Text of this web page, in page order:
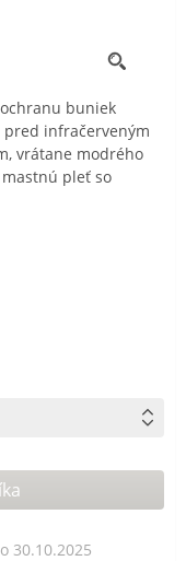
buniek
pred infračerveným
vrátane modrého
pleť so
30.10.2025